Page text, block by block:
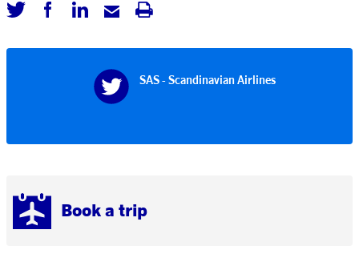
Book a trip
SAS - Scandinavian Airlines